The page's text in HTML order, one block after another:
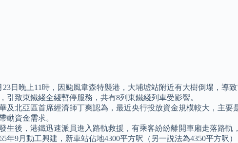
23日晚上11時，因颱風韋森特襲港，大埔墟站附近有大樹倒塌，導
引致東鐵綫全綫暫停服務，共有8列東鐵綫列車受影響。
及北亞區首席經濟師丁爽認為，最近央行投放資金規模較大，主要
動資金需求。
生後，港鐵迅速派員進入路軌救援，有乘客紛紛離開車廂走落路軌
年9月動工興建，新車站佔地4300平方呎（另一説法為4350平方呎